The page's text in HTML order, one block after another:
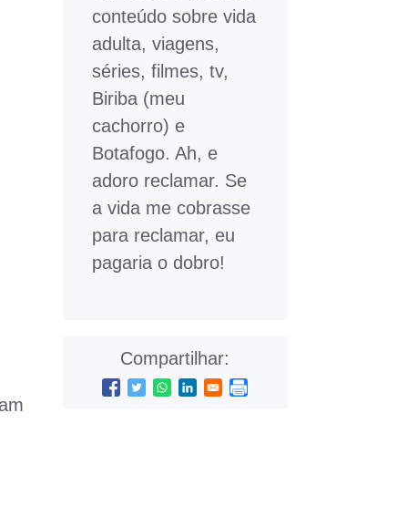
conteúdo sobre vida
adulta, viagens,
séries, filmes, tv,
Biriba (meu
cachorro) e
Botafogo. Ah, e
adoro reclamar. Se
a vida me cobrasse
para reclamar, eu
pagaria o dobro!
Compartilhar: